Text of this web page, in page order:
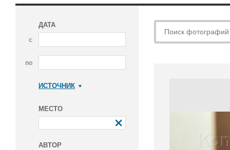
ДАТА
с
по
ИСТОЧНИК
МЕСТО
АВТОР